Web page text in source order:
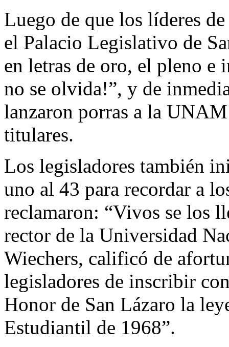
Luego de que los líderes
el Palacio Legislativo de
en letras de oro, el pleno e
no se olvida!”, y de
lanzaron porras a la
titulares.
Los legisladores también
uno al 43 para recordar a
reclamaron: “Vivos se los
rector de la Universidad
Wiechers, calificó de
legisladores de inscribir
Honor de San Lázaro la
Estudiantil de 1968”.